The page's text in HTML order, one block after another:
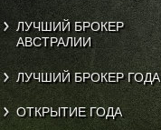
ЛУЧШИЙ БРОКЕР
АВСТРАЛИИ
ЛУЧШИЙ БРОКЕР ГОДА
ОТКРЫТИЕ ГОДА